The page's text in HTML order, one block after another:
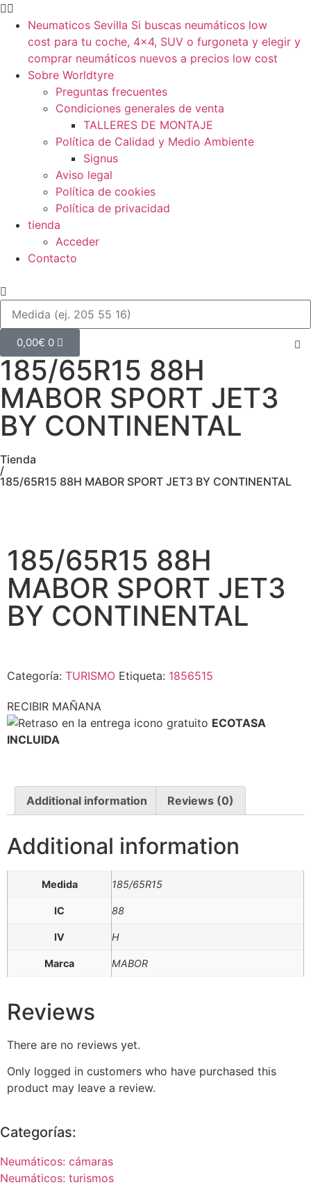
Neumaticos Sevilla Si buscas neumáticos low
cost para tu coche, 4×4, SUV o furgoneta y elegir y
comprar neumáticos nuevos a precios low cost
Sobre Worldtyre
Preguntas frecuentes
Condiciones generales de venta
TALLERES DE MONTAJE
Política de Calidad y Medio Ambiente
Signus
Aviso legal
Política de cookies
Política de privacidad
tienda
Acceder
Contacto
0,00€ 0
185/65R15 88H
MABOR SPORT JET3
BY CONTINENTAL
Tienda
/
185/65R15 88H MABOR SPORT JET3 BY CONTINENTAL
185/65R15 88H
MABOR SPORT JET3
BY CONTINENTAL
Categoría: TURISMO Etiqueta: 1856515
RECIBIR MAÑANA
ECOTASA
INCLUIDA
Additional information Reviews (0)
Additional information
Medida 185/65R15
IC 88
IV H
Marca MABOR
Reviews
There are no reviews yet.
Only logged in customers who have purchased this
product may leave a review.
Categorías:
Neumáticos: cámaras
Neumáticos: turismos